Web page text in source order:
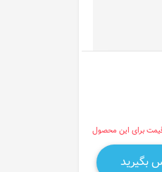
برای این محصول
بگیرید